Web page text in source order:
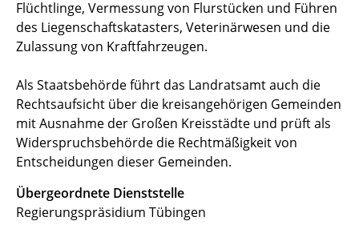
Flüchtlinge, Vermessung von Flurstücken und Führen
des Liegenschaftskatasters, Veterinärwesen und die
Zulassung von Kraftfahrzeugen.
Als Staatsbehörde führt das Landratsamt auch die
Rechtsaufsicht über die kreisangehörigen Gemeinden
mit Ausnahme der Großen Kreisstädte und prüft als
Widerspruchsbehörde die Rechtmäßigkeit von
Entscheidungen dieser Gemeinden.
Übergeordnete Dienststelle
Regierungspräsidium Tübingen